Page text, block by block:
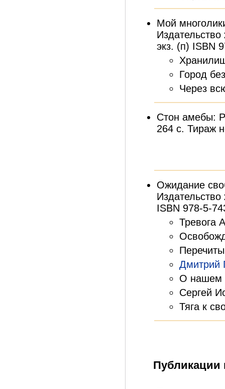
Мой
экз. (п) ISBN
Город
Через
Стон амебы:
264 с. Тираж
Ожидание
ISBN 978-5-
Тревога
Дмитрий
О нашем
Сергей
Тяга к
Публикации